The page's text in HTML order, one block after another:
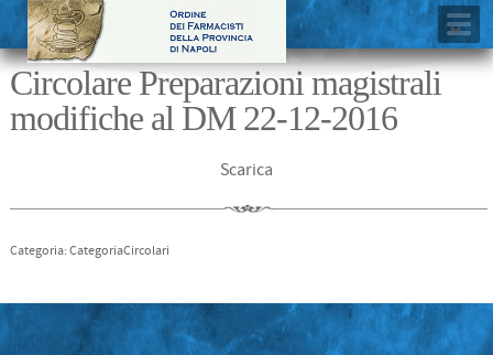
Circolare Preparazioni magistrali
modifiche al DM 22-12-2016
Scarica
Categoria: CategoriaCircolari